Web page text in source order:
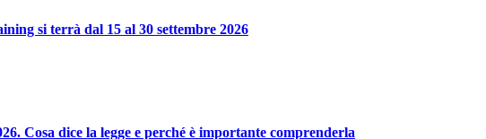
si terrà dal 15 al 30 settembre 2026
Cosa dice la legge e perché è importante comprenderla